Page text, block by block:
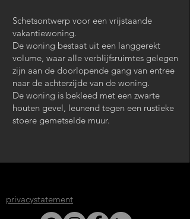
Schetsontwerp voor een vrijstaande
vakantiewoning.
De woning bestaat uit een langgerekt
volume, waar alle verblijfsruimtes gelegen
zijn aan de doorlopende gang van entree
naar de achterzijde van de woning.
De woning is bekleed met een zwarte
houten gevel, leunend tegen een rustieke
stoere gemetselde muur.
privacystatement